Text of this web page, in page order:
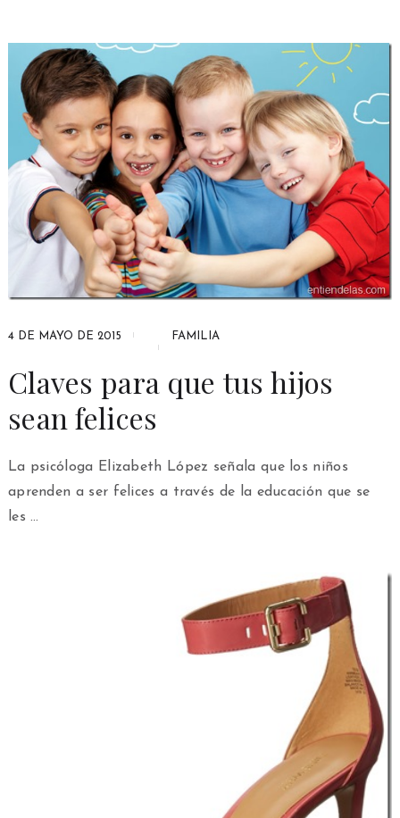
4 DE MAYO DE 2015 FAMILIA
Claves para que tus hijos
sean felices
La psicóloga Elizabeth López señala que los niños
aprenden a ser felices a través de la educación que se
les …